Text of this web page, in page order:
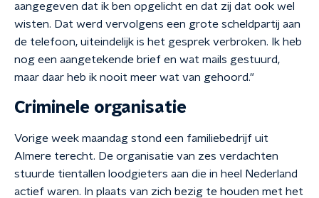
aangegeven dat ik ben opgelicht en dat zij dat ook wel
wisten. Dat werd vervolgens een grote scheldpartij aan
de telefoon, uiteindelijk is het gesprek verbroken. Ik heb
nog een aangetekende brief en wat mails gestuurd,
maar daar heb ik nooit meer wat van gehoord."
Criminele organisatie
Vorige week maandag stond een familiebedrijf uit
Almere terecht. De organisatie van zes verdachten
stuurde tientallen loodgieters aan die in heel Nederland
actief waren. In plaats van zich bezig te houden met het